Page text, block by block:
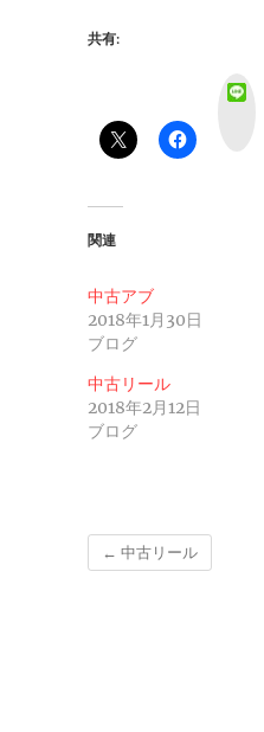
共有:
関連
中古アブ
2018年1月30日
ブログ
中古リール
2018年2月12日
ブログ
← 中古リール